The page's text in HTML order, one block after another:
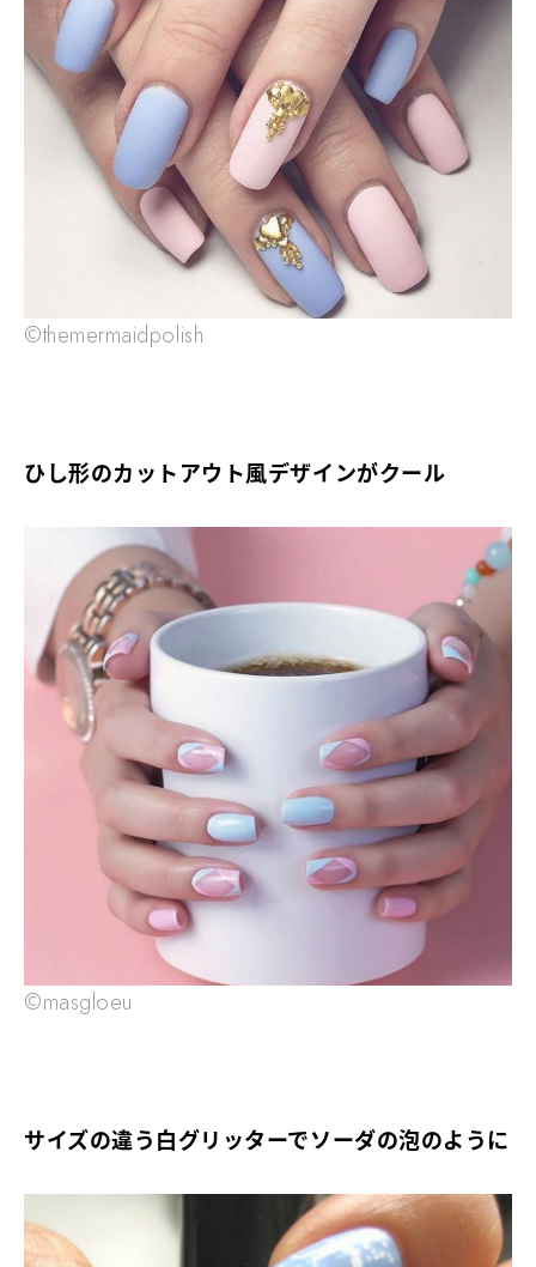
©themermaidpolish
ひし形のカットアウト風デザインがクール
©masgloeu
サイズの違う白グリッターでソーダの泡のように